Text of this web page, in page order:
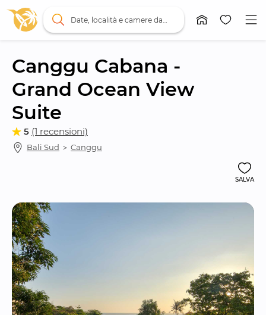
Canggu Cabana -
Grand Ocean View
Suite
5 (1 recensioni)
Bali Sud ＞ Canggu
SALVA